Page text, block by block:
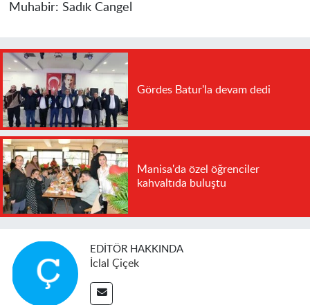
Muhabir: Sadık Cangel
Gördes Batur'la devam dedi
Manisa'da özel öğrenciler
kahvaltıda buluştu
EDITÖR HAKKINDA
İclal Çiçek